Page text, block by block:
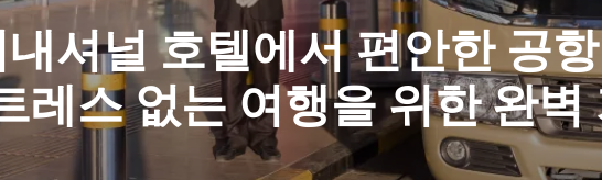
셔널 호텔에서 편안한 공
레스 없는 여행을 위한 완벽